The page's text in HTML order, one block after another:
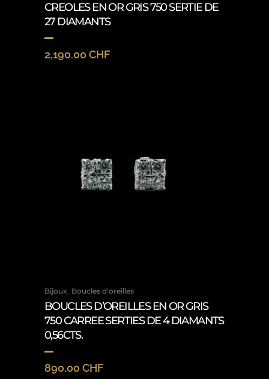
CREOLES EN OR GRIS 750 SERTIE DE
27 DIAMANTS
2,190.00 CHF
Bijoux, Boucles d'oreilles
BOUCLES D’OREILLES EN OR GRIS
750 CARREE SERTIES DE 4 DIAMANTS
0,56CTS.
890.00 CHF